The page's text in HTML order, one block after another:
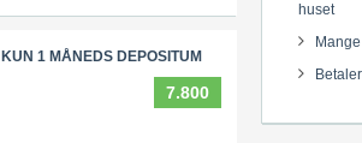
1 MÅNEDS DEPOSITUM
7.800
huset